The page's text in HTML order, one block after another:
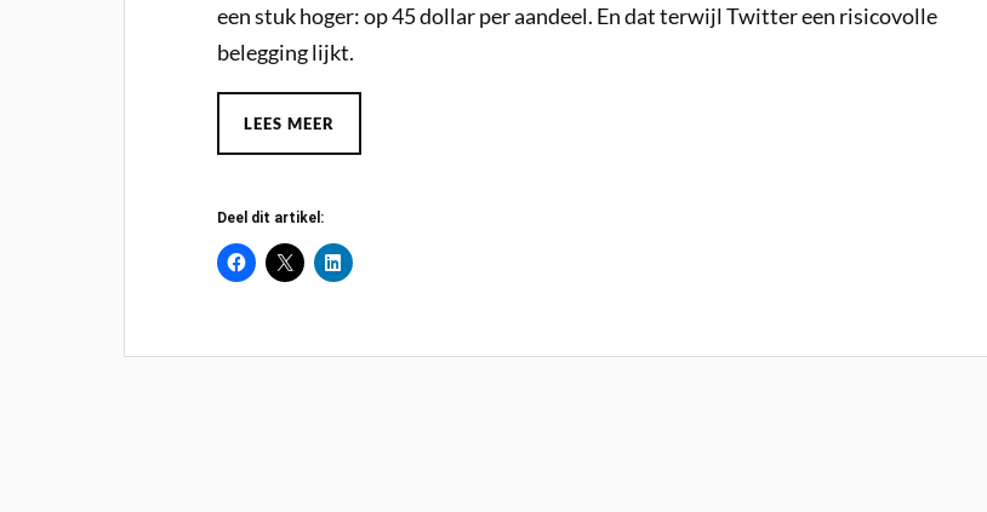
een stuk hoger: op 45 dollar per aandeel. En dat terwijl Twitter een risicovolle
belegging lijkt.
LEES MEER
Deel dit artikel: